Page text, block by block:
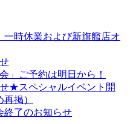
時休業および新旗艦店オ
」ご予約は明日から！
★スペシャルイベント開
掲）
終了のお知らせ